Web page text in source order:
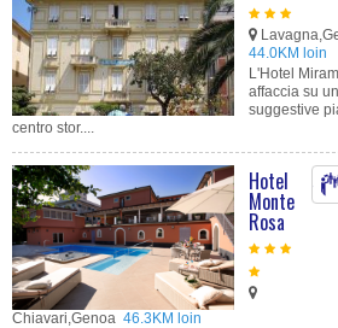
44.0KM loin
L'Hotel
affaccia su
suggestive
centro stor....
Hotel
Monte
Rosa
Chiavari,Genoa 46.3KM loin